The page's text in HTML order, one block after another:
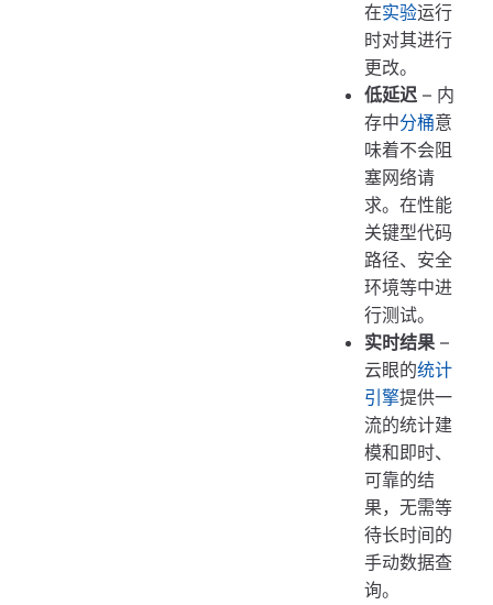
在实验运行
时对其进行
更改。
低延迟 – 内
存中分桶意
味着不会阻
塞网络请
求。在性能
关键型代码
路径、安全
环境等中进
行测试。
实时结果 –
云眼的统计
引擎提供一
流的统计建
模和即时、
可靠的结
果，无需等
待长时间的
手动数据查
询。